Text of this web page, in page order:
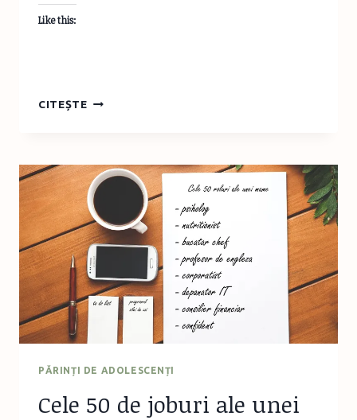
Like this:
CITEȘTELAMPĂ
SERIEI
HARRY
POTTER
PĂRINȚI DE ADOLESCENȚI
Cele 50 de joburi ale unei